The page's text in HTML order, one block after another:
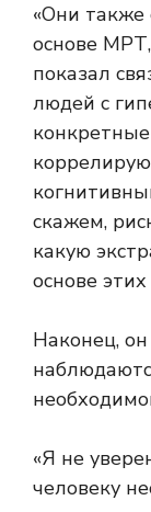
«Они также
основе
показал
людей с
скажем,
какую
основе
Наконец,
«Я не
человеку